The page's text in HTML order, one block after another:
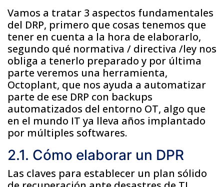
Vamos a tratar 3 aspectos fundamentales
del DRP, primero que cosas tenemos que
tener en cuenta a la hora de elaborarlo,
segundo qué normativa / directiva /ley nos
obliga a tenerlo preparado y por última
parte veremos una herramienta,
Octoplant, que nos ayuda a automatizar
parte de ese DRP con backups
automatizados del entorno OT, algo que
en el mundo IT ya lleva años implantado
por múltiples softwares.
2.1. Cómo elaborar un DPR
Las claves para establecer un plan sólido